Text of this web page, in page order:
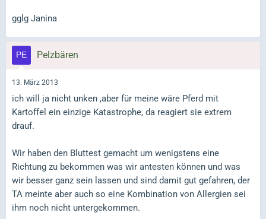
gglg Janina
Pelzbären
13. März 2013
ich will ja nicht unken ,aber für meine wäre Pferd mit
Kartoffel ein einzige Katastrophe, da reagiert sie extrem
drauf.
Wir haben den Bluttest gemacht um wenigstens eine
Richtung zu bekommen was wir antesten können und was
wir besser ganz sein lassen und sind damit gut gefahren, der
TA meinte aber auch so eine Kombination von Allergien sei
ihm noch nicht untergekommen.